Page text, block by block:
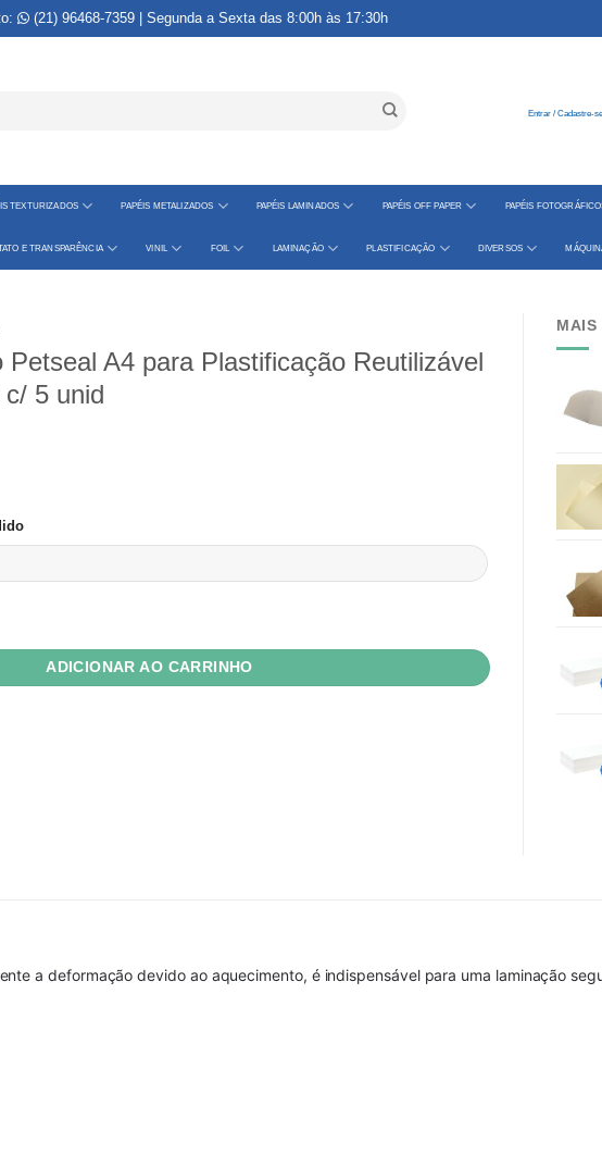
(21) 96468-7359 | Segunda a Sexta das 8:00h às 17:30h
Entrar / Cadastre-se
TEXTURIZADOS PAPÉIS METALIZADOS PAPÉIS LAMINADOS PAPÉIS OFF PAPER PAPÉIS
E TRANSPARÊNCIA VINIL FOIL LAMINAÇÃO PLASTIFICAÇÃO DIVERSOS
Petseal A4 para Plastificação Reutilizável
5 unid
Plastificação Reutilizável 150 micras PSG c/ 5 unid quantidade
ADICIONAR AO CARRINHO
MAIS
a deformação devido ao aquecimento, é indispensável para uma laminação